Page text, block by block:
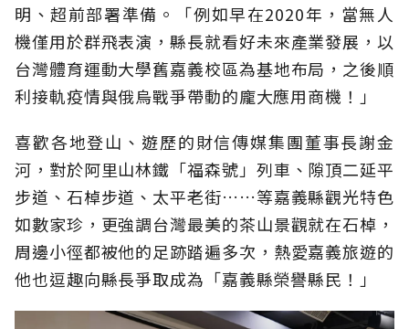
明、超前部署準備。「例如早在2020年，當無人
機僅用於群飛表演，縣長就看好未來產業發展，以
台灣體育運動大學舊嘉義校區為基地布局，之後順
利接軌疫情與俄烏戰爭帶動的龐大應用商機！」
喜歡各地登山、遊歷的財信傳媒集團董事長謝金
河，對於阿里山林鐵「福森號」列車、隙頂二延平
步道、石棹步道、太平老街……等嘉義縣觀光特色
如數家珍，更強調台灣最美的茶山景觀就在石棹，
周邊小徑都被他的足跡踏遍多次，熱愛嘉義旅遊的
他也逗趣向縣長爭取成為「嘉義縣榮譽縣民！」